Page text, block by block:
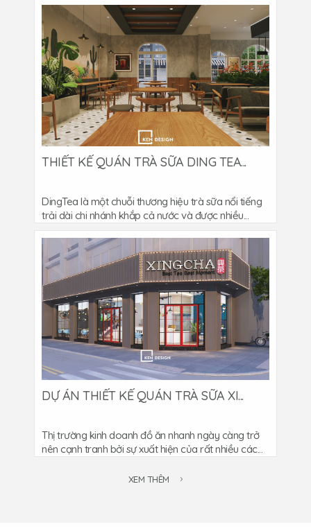
THIẾT KẾ QUÁN TRÀ SỮA DING TEA...
DingTea là một chuỗi thương hiệu trà sữa nổi tiếng
trải dài chi nhánh khắp cả nước và được nhiều...
DỰ ÁN THIẾT KẾ QUÁN TRÀ SỮA XI...
Thị trường kinh doanh đồ ăn nhanh ngày càng trở
nên cạnh tranh bởi sự xuất hiện của rất nhiều các...
XEM THÊM